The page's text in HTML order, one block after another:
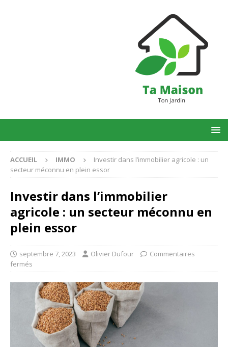
ACCUEIL IMMO
Investir dans l’immobilier agricole : un
secteur méconnu en plein essor
Investir dans l’immobilier
agricole : un secteur méconnu en
plein essor
septembre 7, 2023 Olivier Dufour
Commentaires
fermés